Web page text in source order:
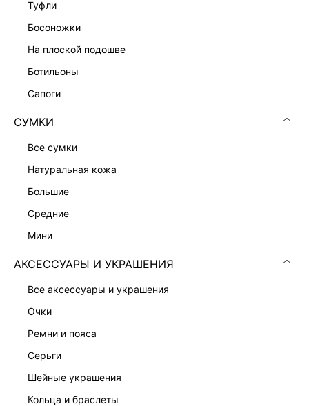
туфли
босоножки
на плоской подошве
ботильоны
сапоги
СУМКИ
все сумки
натуральная кожа
большие
средние
мини
АКСЕССУАРЫ И УКРАШЕНИЯ
все аксессуары и украшения
очки
ремни и пояса
серьги
шейные украшения
кольца и браслеты
ПРЯМЫЕ ДЖИНСЫ С РАЗРЕЗАМИ
7 599 ₽
ШИРОКИЕ ДЖИНСЫ
7 599 ₽